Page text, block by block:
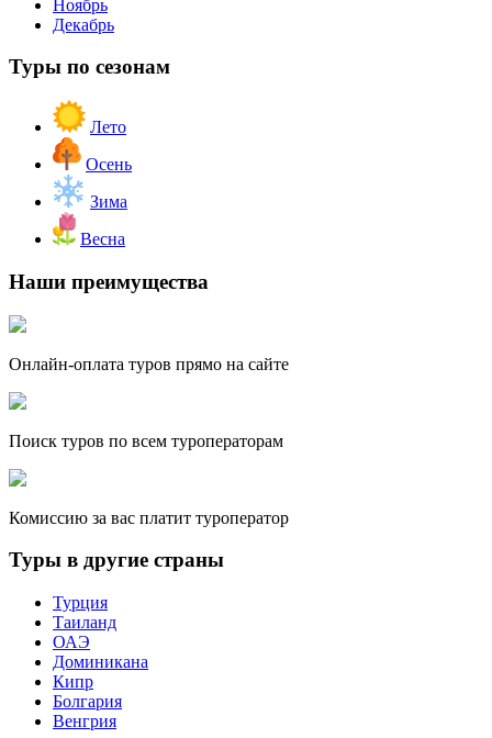
Ноябрь
Декабрь
Туры по сезонам
Лето
Осень
Зима
Весна
Наши преимущества
Онлайн-оплата туров прямо на сайте
Поиск туров по всем туроператорам
Комиссию за вас платит туроператор
Туры в другие страны
Турция
Таиланд
ОАЭ
Доминикана
Кипр
Болгария
Венгрия